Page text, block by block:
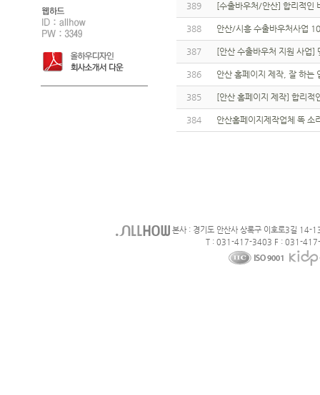
389 [수출바우처/안산] 합리적인
388 안산/시흥 수출바우처사업
387 [안산 수출바우처 지원 사업]
386 안산 홈페이지 제작, 잘 하는
385 [안산 홈페이지 제작] 합리적
384 안산홈페이지제작업체 똑 소
본사 : 경기도 안산사 상록구 이호로3길 14-
T : 031-417-3403 F : 031-